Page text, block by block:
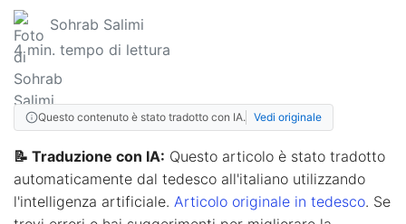
Sohrab Salimi
4min. tempo di lettura
Questo contenuto è stato tradotto con IA. Vedi originale
📝 Traduzione con IA: Questo articolo è stato tradotto
automaticamente dal tedesco all'italiano utilizzando
l'intelligenza artificiale. Articolo originale in tedesco. Se